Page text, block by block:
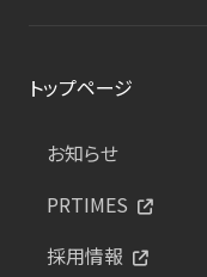
トップページ
お知らせ
PRTIMES
採用情報